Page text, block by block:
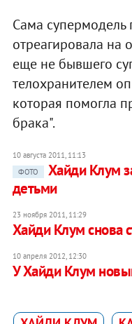
Сама супермодель
отреагировала на
еще не бывшего
телохранителем
которая помогла
брака".
10 августа 2011, 11:13
ФОТО
Хайди Клум
детьми
23 ноября 2011, 11:29
Хайди Клум снова
10 апреля 2012, 12:30
У Хайди Клум